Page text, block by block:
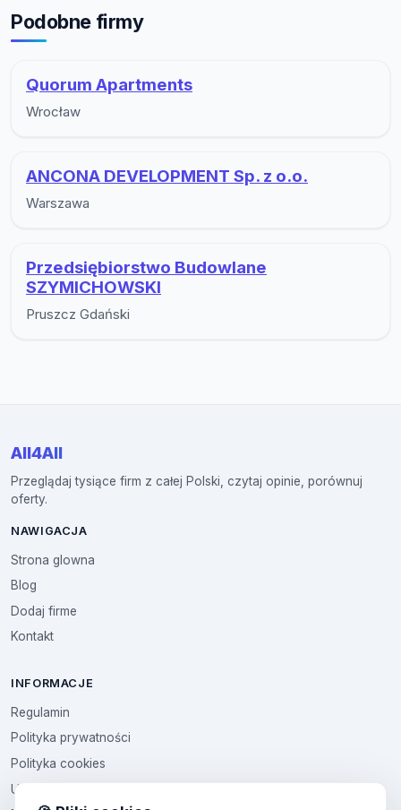
Podobne firmy
Quorum Apartments
Wrocław
ANCONA DEVELOPMENT Sp. z o.o.
Warszawa
Przedsiębiorstwo Budowlane
SZYMICHOWSKI
Pruszcz Gdański
All4All
Przeglądaj tysiące firm z całej Polski, czytaj opinie, porównuj
oferty.
NAWIGACJA
Strona glowna
Blog
Dodaj firme
Kontakt
INFORMACJE
Regulamin
Polityka prywatności
Polityka cookies
Ustawienia cookies